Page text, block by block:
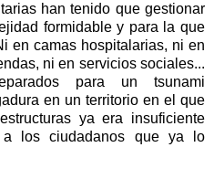
han tenido que gestionar
formidable y para la que
en camas hospitalarias, ni en
ni en servicios sociales...
para un tsunami
en un territorio en el que
ya era insuficiente
los ciudadanos que ya lo